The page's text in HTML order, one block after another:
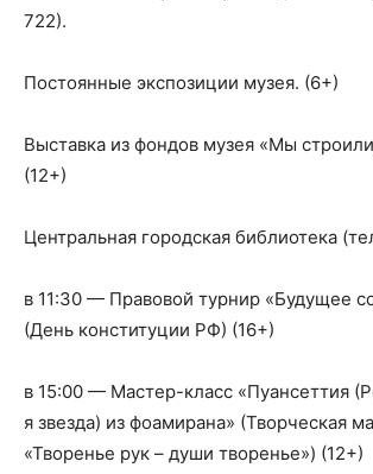
722).
Постоянные экспозиции музея. (6+)
Выставка из фондов музея «Мы
(12+)
Центральная городская библиотека
в 11:30 — Правовой турнир «Будущее
(День конституции РФ) (16+)
в 15:00 — Мастер-класс «Пуансеттия
я звезда) из фоамирана» (Творческая
«Творенье рук – души творенье») (12+)